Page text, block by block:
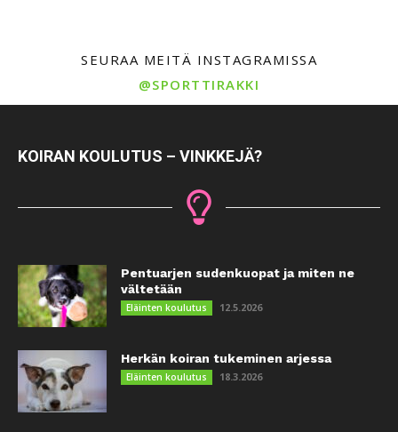
SEURAA MEITÄ INSTAGRAMISSA
@SPORTTIRAKKI
KOIRAN KOULUTUS – VINKKEJÄ?
Pentuarjen sudenkuopat ja miten ne
vältetään
Eläinten koulutus 12.5.2026
Herkän koiran tukeminen arjessa
Eläinten koulutus 18.3.2026